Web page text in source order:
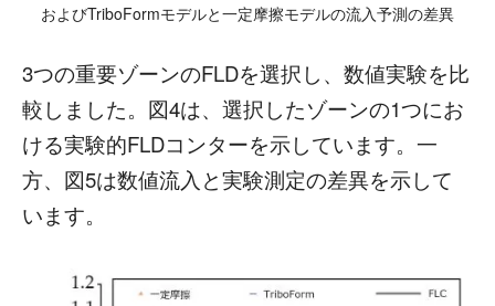
およびTriboFormモデルと一定摩擦モデルの流入予測の差異
3つの重要ゾーンのFLDを選択し、数値実験を比
較しました。図4は、選択したゾーンの1つにお
ける実験的FLDコンターを示しています。一
方、図5は数値流入と実験測定の差異を示して
います。